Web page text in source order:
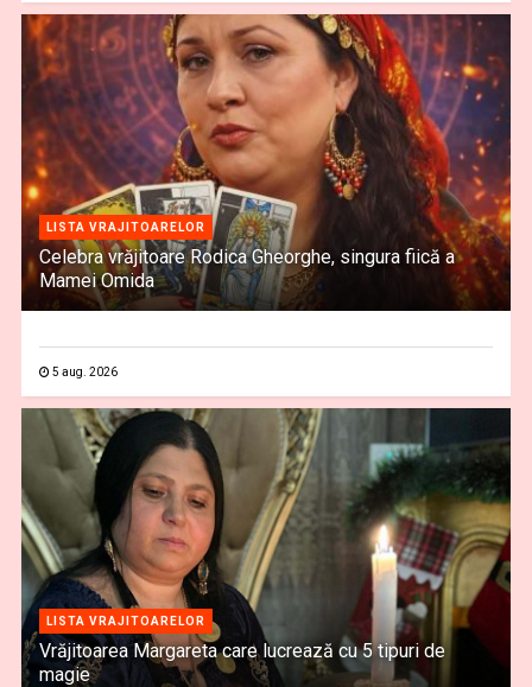
LISTA VRAJITOARELOR
Celebra vrăjitoare Rodica Gheorghe, singura fiică a
Mamei Omida
5 aug. 2026
LISTA VRAJITOARELOR
Vrăjitoarea Margareta care lucrează cu 5 tipuri de
magie